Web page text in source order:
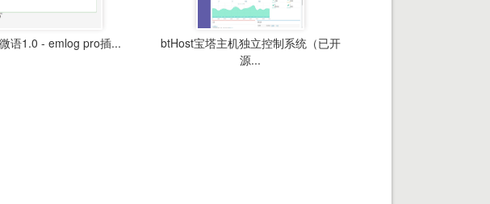
语1.0 - emlog pro插...
btHost宝塔主机独立控制系统（已开
源...